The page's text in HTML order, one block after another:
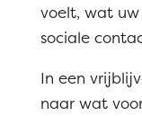
voelt, wat
sociale
In een
naar wat